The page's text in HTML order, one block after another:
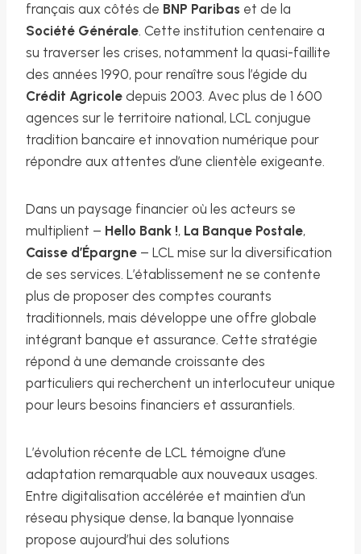
français aux côtés de BNP Paribas et de la
Société Générale. Cette institution centenaire a
su traverser les crises, notamment la quasi-faillite
des années 1990, pour renaître sous l’égide du
Crédit Agricole depuis 2003. Avec plus de 1 600
agences sur le territoire national, LCL conjugue
tradition bancaire et innovation numérique pour
répondre aux attentes d’une clientèle exigeante.
Dans un paysage financier où les acteurs se
multiplient – Hello Bank !, La Banque Postale,
Caisse d’Épargne – LCL mise sur la diversification
de ses services. L’établissement ne se contente
plus de proposer des comptes courants
traditionnels, mais développe une offre globale
intégrant banque et assurance. Cette stratégie
répond à une demande croissante des
particuliers qui recherchent un interlocuteur unique
pour leurs besoins financiers et assurantiels.
L’évolution récente de LCL témoigne d’une
adaptation remarquable aux nouveaux usages.
Entre digitalisation accélérée et maintien d’un
réseau physique dense, la banque lyonnaise
propose aujourd’hui des solutions